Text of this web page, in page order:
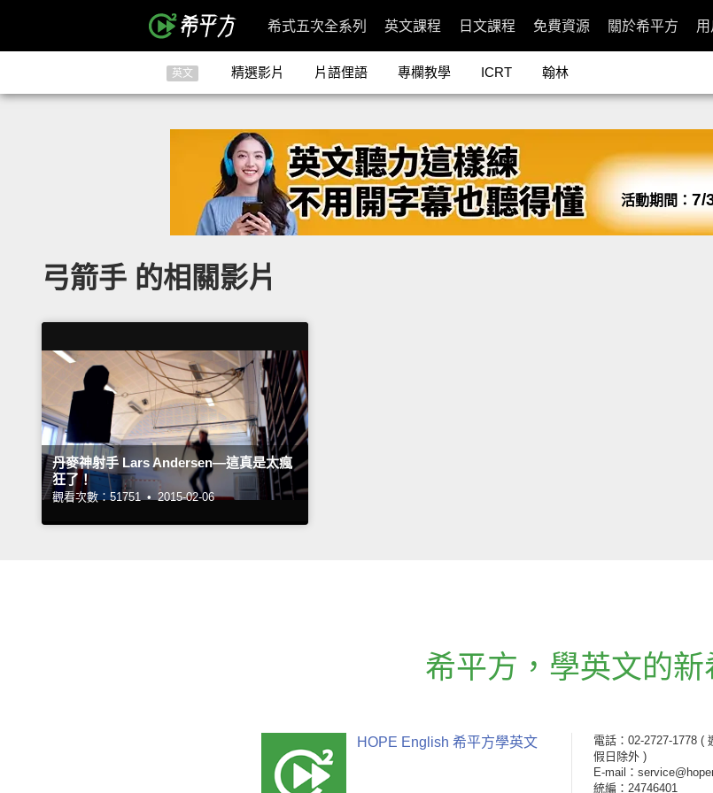
希式五次全系列 英文課程 日文課程 免費資源 關於希平方
英文 精選影片 片語俚語 專欄教學 ICRT 翰林
活動期間： 7/
弓箭手 的相關影片
丹麥神射手 Lars Andersen—這真是太瘋
狂了！
觀看次數：51751 • 2015-02-06
希平方 ， 學英文的新
HOPE English 希平方學英文 電話：02-2727-1778 (
假日除外 )
E-mail：
統編：24746401